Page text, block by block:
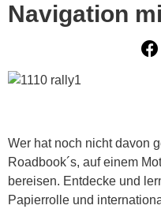
Navigation
Wer hat noch nicht davon
Roadbook´s, auf einem
bereisen. Entdecke und
Papierrolle und